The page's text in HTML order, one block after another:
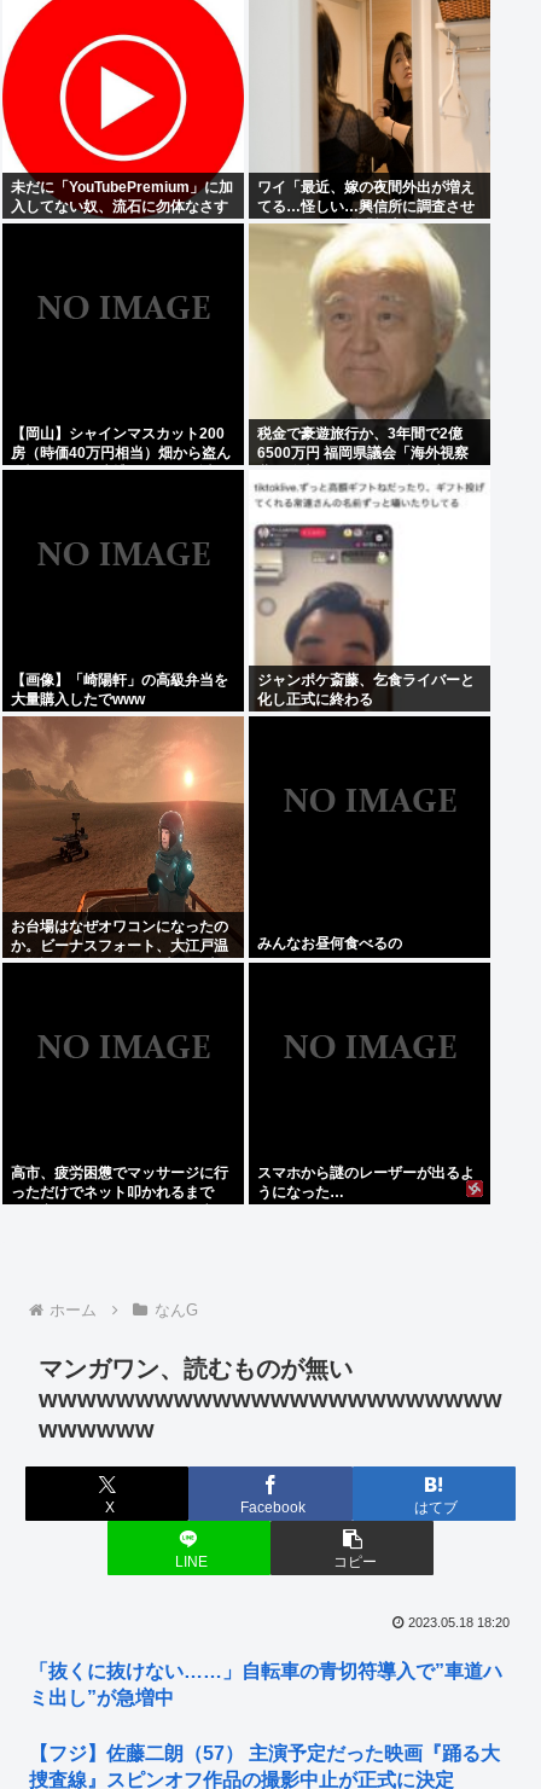
未だに「YouTubePremium」に加
入してない奴、流石に勿体なさす
ぎるwww
ワイ「最近、嫁の夜間外出が増え
てる…怪しい…興信所に調査させ
たろ！」興信所「報告します」⇒
結果www
【岡山】シャインマスカット200
房（時価40万円相当）畑から盗ん
だ疑いで男を逮捕 ネットで販売
税金で豪遊旅行か、3年間で2億
6500万円 福岡県議会「海外視察
【画像】「崎陽軒」の高級弁当を
大量購入したでwww
ジャンポケ斎藤、乞食ライバーと
化し正式に終わる
お台場はなぜオワコンになったの
か。ビーナスフォート、大江戸温
泉物語、Zepp Tokyo、大観覧車
みんなお昼何食べるの
高市、疲労困憊でマッサージに行
っただけでネット叩かれるまで
スマホから謎のレーザーが出るよ
うになった…
ホーム なんG
マンガワン、読むものが無い
wwwwwwwwwwwwwwwwwwwwwwww
wwwwww
X Facebook はてブ
LINE コピー
2023.05.18 18:20
「抜くに抜けない……」自転車の青切符導入で”車道ハ
ミ出し”が急増中
【フジ】佐藤二朗（57） 主演予定だった映画『踊る大
捜査線』スピンオフ作品の撮影中止が正式に決定